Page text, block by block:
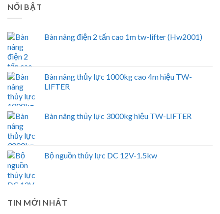
NỔI BẬT
Bàn nâng điện 2 tấn cao 1m tw-lifter (Hw2001)
Bàn nâng thủy lực 1000kg cao 4m hiệu TW-
LIFTER
Bàn nâng thủy lực 3000kg hiệu TW-LIFTER
Bộ nguồn thủy lực DC 12V-1.5kw
TIN MỚI NHẤT